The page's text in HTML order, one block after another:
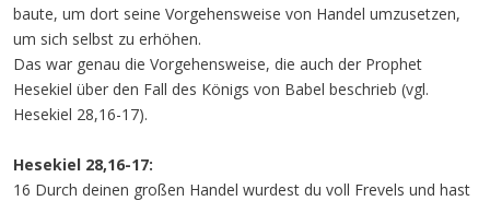
baute, um dort seine Vorgehensweise von Handel umzusetzen,
um sich selbst zu erhöhen.
Das war genau die Vorgehensweise, die auch der Prophet
Hesekiel über den Fall des Königs von Babel beschrieb (vgl.
Hesekiel 28,16-17).
Hesekiel 28,16-17:
16 Durch deinen großen Handel wurdest du voll Frevels und hast